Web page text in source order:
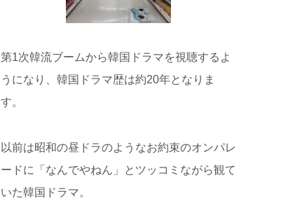
第1次韓流ブームから韓国ドラマを視聴するよ
うになり、韓国ドラマ歴は約20年となりま
す。
以前は昭和の昼ドラのようなお約束のオンパレ
ードに「なんでやねん」とツッコミながら観て
いた韓国ドラマ。